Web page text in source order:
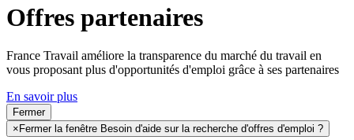
Offres partenaires
France Travail améliore la transparence du marché du travail en
vous proposant plus d'opportunités d'emploi grâce à ses partenaires
En savoir plus
Fermer
× Fermer la fenêtre Besoin d'aide sur la recherche d'offres d'emploi ?